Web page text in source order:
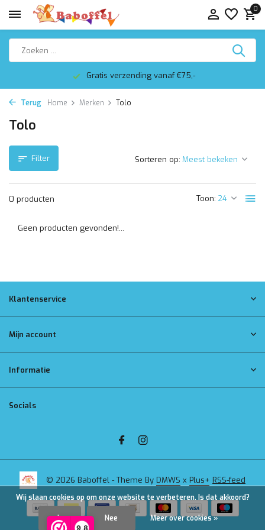
9,8
0
Gratis verzending vanaf €75,-
Terug Home Merken Tolo
Tolo
Filter
0 producten Toon:
Sorteren op:
Geen producten gevonden!...
Klantenservice
Mijn account
Informatie
Socials
© 2026 Baboffel - Theme By DMWS x Plus+ RSS-feed
Wij slaan cookies op om onze website te verbeteren. Is dat akkoord?
Ja Nee Meer over cookies »